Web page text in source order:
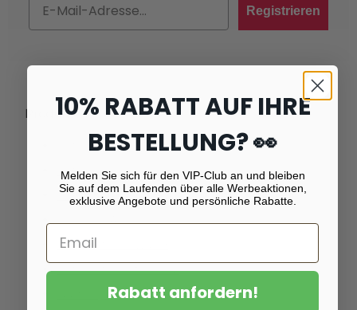
Registrieren
Produkte
Fotoabzüge
Fotovergrößerungen
Foto auf Plexiglas (Acrylglas)
Foto auf Aluminium
Foto auf Leinwand
Foto auf Fichtenholz
Gartenposter
10% RABATT AUF IHRE
BESTELLUNG? 👀
Melden Sie sich für den VIP-Club an und bleiben
Sie auf dem Laufenden über alle Werbeaktionen,
exklusive Angebote und persönliche Rabatte.
Rabatt anfordern!